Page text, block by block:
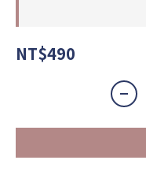
NT$490